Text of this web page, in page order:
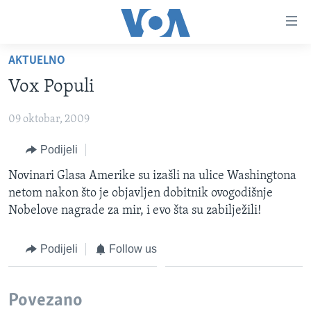
glavni
sadržaj
na
navigaciju
Idi
na
pretragu
FOTOGRAFIJE DANA
VIJESTI
SJEDINJENE AMERIČKE DRŽAVE
BOSNA I HERCEGOVINA
NAUKA I TEHNOLOGIJA
SPECIJALNI PROJEKTI
SLOBODA MEDIJA
IZBJEGLIČKA STRANA
AKTUELNO
Vox Populi
09 oktobar, 2009
Podijeli
Novinari Glasa Amerike su izašli na ulice Washingtona
netom nakon što je objavljen dobitnik ovogodišnje
Nobelove nagrade za mir, i evo šta su zabilježili!
Podijeli Follow us
Povezano